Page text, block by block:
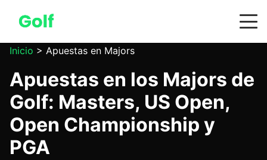
Inicio > Apuestas en Majors
Apuestas en los Majors de
Golf: Masters, US Open,
Open Championship y
PGA